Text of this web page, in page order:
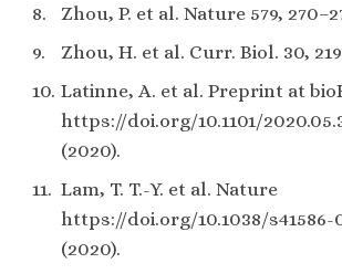
​Zhou, P. et al. Nature 579,
​Zhou, H. et al. Curr. Biol. 30,
​Latinne, A. et al. Preprint at
https://doi.org/10.1101/
(2020).
​Lam, T. T.-Y. et al. Nature
https://doi.org/10.1038/s41586-
(2020).